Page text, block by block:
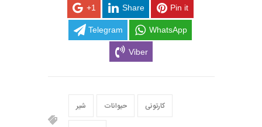
+1 Share Pin it
Telegram WhatsApp
Viber
شیر حیوانات کارتونی